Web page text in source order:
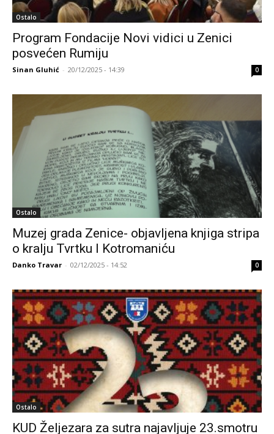
Ostalo
Program Fondacije Novi vidici u Zenici
posvećen Rumiju
Sinan Gluhić - 20/12/2025 - 14:39 0
Ostalo
Muzej grada Zenice- objavljena knjiga stripa
o kralju Tvrtku I Kotromaniću
Danko Travar - 02/12/2025 - 14:52 0
Ostalo
KUD Željezara za sutra najavljuje 23.smotru